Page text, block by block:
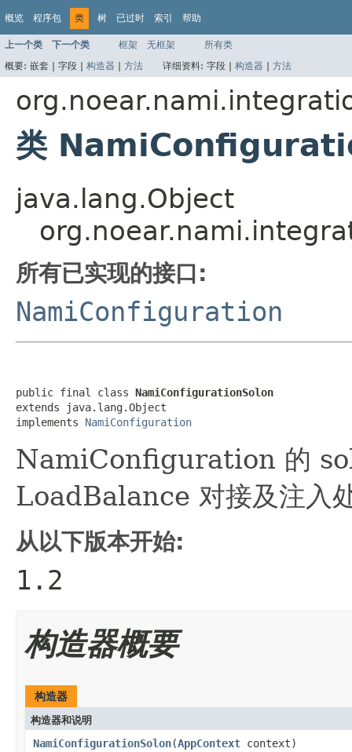
概览 程序包 类 树 已过时 索引 帮助
上一个类 下一个类 框架 无框架
所有类
概要: 嵌套 | 字段 | 构造器 | 方法 详细资料: 字段 | 构造器 | 方法
类
java.lang.Object
所有已实现的接口:
NamiConfiguration
public final class NamiConfigurationSolon
extends java.lang.Object
implements NamiConfiguration
NamiConfiguration 的
LoadBalance 对接及注入
从以下版本开始:
1.2
构造器概要
构造器
构造器和说明
NamiConfigurationSolon(AppContext context)